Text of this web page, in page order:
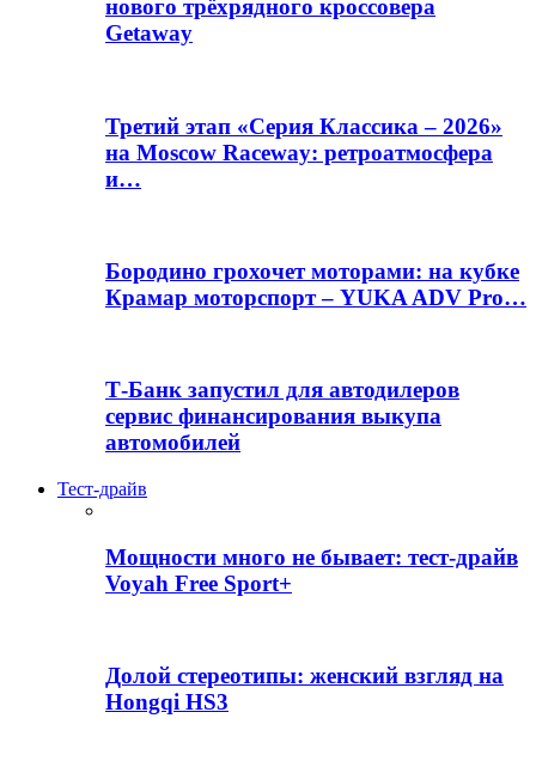
нового трёхрядного кроссовера
Getaway
Третий этап «Серия Классика – 2026»
на Moscow Raceway: ретроатмосфера
и…
Бородино грохочет моторами: на кубке
Крамар моторспорт – YUKA ADV Pro…
Т-Банк запустил для автодилеров
сервис финансирования выкупа
автомобилей
Тест-драйв
Мощности много не бывает: тест-драйв
Voyah Free Sport+
Долой стереотипы: женский взгляд на
Hongqi HS3